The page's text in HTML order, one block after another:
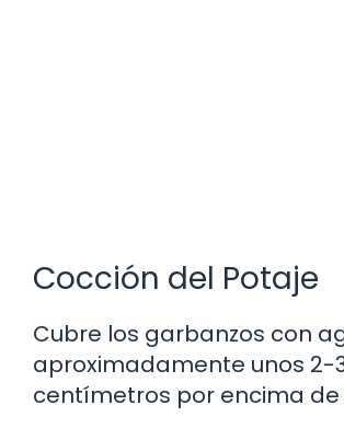
Cocción del Potaje
Cubre los garbanzos con
aproximadamente unos 2-
centímetros por encima de